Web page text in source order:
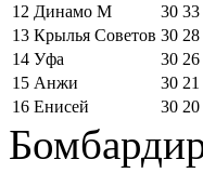
12 Динамо М 30 33
13 Крылья Советов 30 28
14 Уфа 30 26
15 Анжи 30 21
16 Енисей 30 20